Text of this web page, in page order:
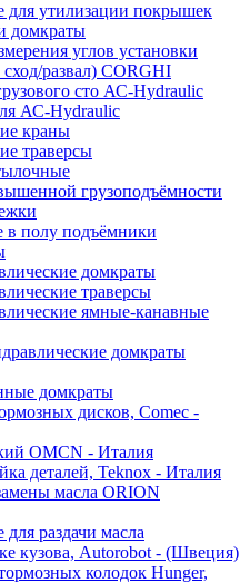
для утилизации покрышек
домкраты
углов установки
сход/развал) CORGHI
сто АС-Hydraulic
АС-Hydraulic
краны
траверсы
грузоподъёмности
полу подъёмники
домкраты
траверсы
ямные-канавные
домкраты
домкраты
дисков, Comec -
OMCN - Италия
деталей, Teknox - Италия
масла ORION
раздачи масла
кузова, Autorobot - (Швеция)
колодок Hunger,